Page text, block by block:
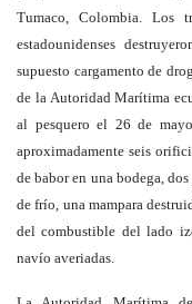
Tumaco, Colombia. Los
estadounidenses
supuesto cargamento de
de la Autoridad Marítima
al pesquero el 26 de
aproximadamente seis
de babor en una bodega,
de frío, una mampara
del combustible del lado
navío averiadas.